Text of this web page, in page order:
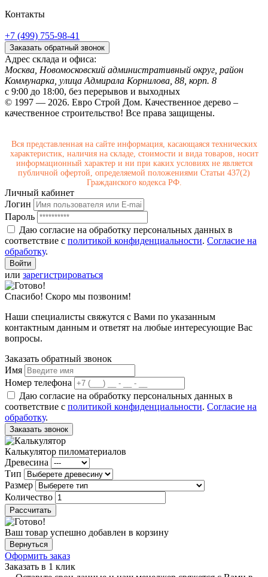
Контакты
+7 (499) 755-98-41
Заказать обратный звонок
Адрес склада и офиса:
Москва, Новомосковский административный округ, район
Коммунарка, улица Адмирала Корнилова, 88, корп. 8
с 9:00 до 18:00, без перерывов и выходных
© 1997 — 2026. Евро Строй Дом. Качественное дерево –
качественное строительство! Все права защищены.
Вся представленная на сайте информация, касающаяся технических
характеристик, наличия на складе, стоимости и вида товаров, носит
информационный характер и ни при каких условиях не является
публичной офертой, определяемой положениями Статьи 437(2)
Гражданского кодекса РФ.
Личный кабинет
Логин
Пароль
Даю согласие на обработку персональных данных в
соответствие с политикой конфиденциальности. Согласие на
обработку.
или зарегистрироваться
Спасибо! Скоро мы позвоним!
Наши специалисты свяжутся с Вами по указанным
контактным данным и ответят на любые интересующие Вас
вопросы.
Заказать обратный звонок
Имя
Номер телефона
Даю согласие на обработку персональных данных в
соответствие с политикой конфиденциальности. Согласие на
обработку.
Заказать звонок
Калькулятор пиломатериалов
Древесина
Тип
Размер
Количество
Рассчитать
Ваш товар успешно добавлен в корзину
Вернуться
Оформить заказ
Заказать в 1 клик